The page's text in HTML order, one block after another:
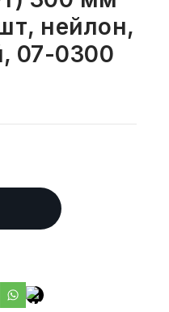
нейлон,
07-0300